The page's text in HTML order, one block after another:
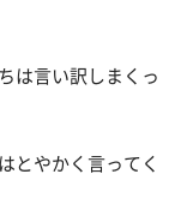
は言い訳しまくっ
とやかく言ってく